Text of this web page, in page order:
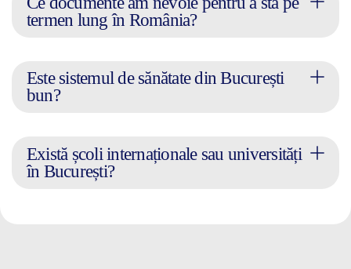
termen lung în România?
Este sistemul de sănătate din București
bun?
Există școli internaționale sau universități
în București?